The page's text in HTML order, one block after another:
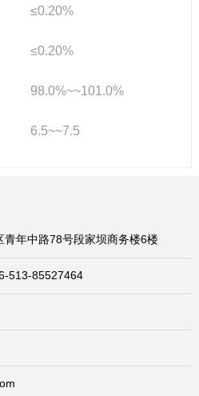
≤0.20%
≤0.20%
98.0%~~101.0%
6.5~~7.5
青年中路78号段家坝商务楼6楼
513-85527464